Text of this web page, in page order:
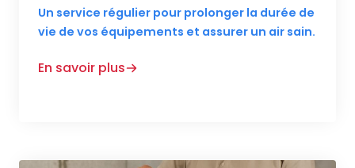
Un service régulier pour prolonger la durée de
vie de vos équipements et assurer un air sain.
En savoir plus